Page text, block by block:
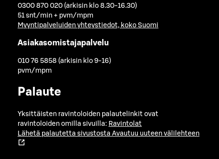
0300 870 020 (arkisin klo 8.30-16.30)
51 snt/min + pvm/mpm
Myyntipalveluiden yhteystiedot, koko Suomi
Asiakasomistajapalvelu
010 76 5858 (arkisin klo 9-16)
pvm/mpm
Palaute
Yksittäisten ravintoloiden palautelinkit ovat
ravintoloiden omilla sivuilla: Ravintolat
Lähetä palautetta sivustosta Avautuu uuteen välilehteen